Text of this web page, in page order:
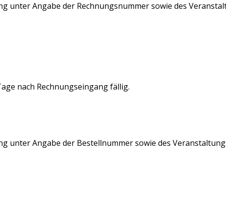
unter Angabe der Rechnungsnummer sowie des
nach Rechnungseingang fällig.
unter Angabe der Bestellnummer sowie des